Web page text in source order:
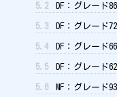
5.2 DF：グレード
5.3 DF：グレード
5.4 DF：グレード
5.5 DF：グレード
5.6 MF：グレード